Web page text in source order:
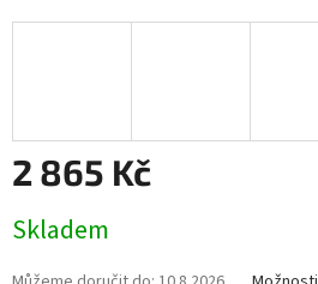
2 865 Kč
cena:
Skladem